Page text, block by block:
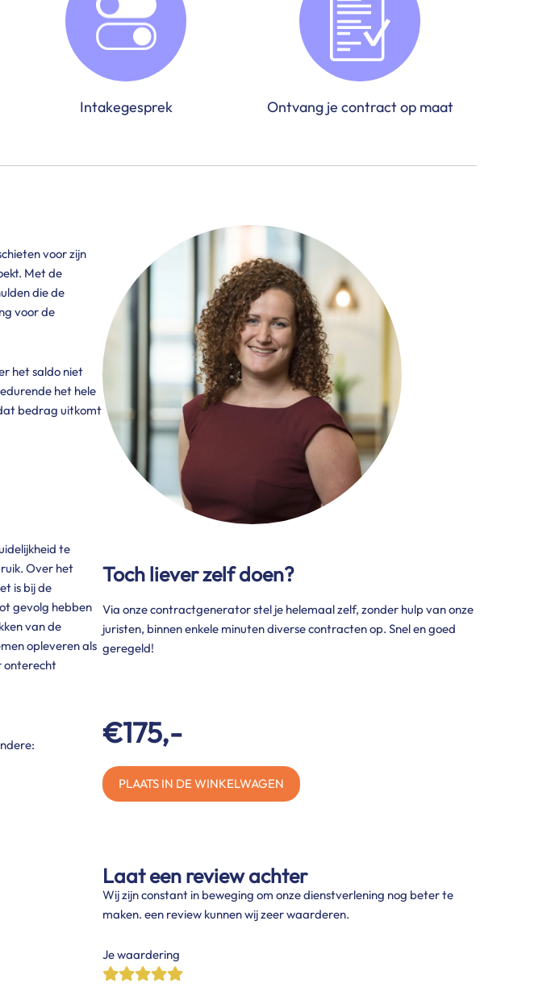
Intakegesprek Ontvang je contract op maat
voor zijn
Met de
die de
voor de
het saldo niet
het hele
bedrag uitkomt
te
Over het
is bij de
gevolg hebben
van de
opleveren als
onterecht
Toch liever zelf doen?
Via onze contractgenerator stel je helemaal zelf, zonder hulp van onze
juristen, binnen enkele minuten diverse contracten op. Snel en goed
geregeld!
€175,-
PLAATS IN DE WINKELWAGEN
Laat een review achter
Wij zijn constant in beweging om onze dienstverlening nog beter te
maken. een review kunnen wij zeer waarderen.
Je waardering